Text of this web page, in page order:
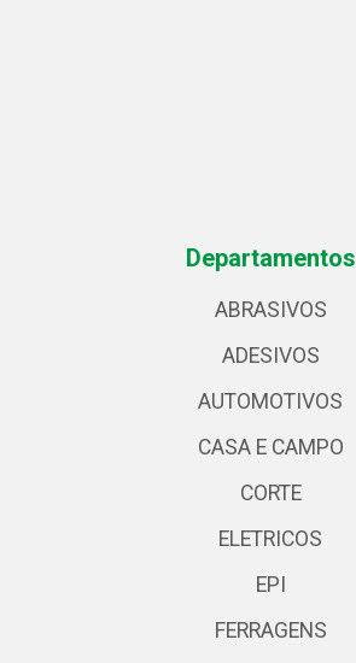
Departamentos
ABRASIVOS
ADESIVOS
AUTOMOTIVOS
CASA E CAMPO
CORTE
ELETRICOS
EPI
FERRAGENS